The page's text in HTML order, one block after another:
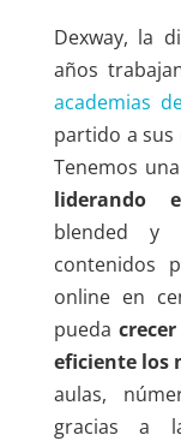
Dexway, la
años
academias
partido a
Tenemos
liderando
blended y
contenidos
online en
pueda
eficiente los
aulas,
gracias a